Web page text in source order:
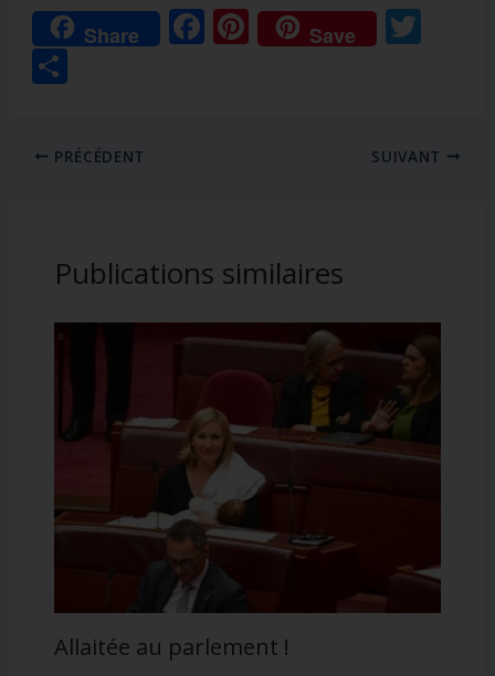
Share F Pi
nt
Save T
P
ta
g
PRÉCÉDENT SUIVANT
Publications similaires
Allaitée au parlement !